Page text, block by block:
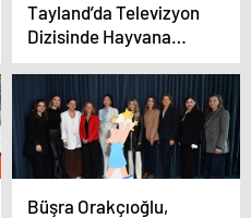
Tayland’da Televizyon
Dizisinde Hayvana
Anestezi Uygulanması
Büşra Orakçıoğlu,